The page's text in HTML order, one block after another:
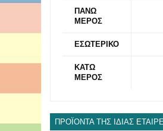
ΠΑΝΩ
ΜΕΡΟΣ
ΕΣΩΤΕΡΙΚΟ
ΚΑΤΩ
ΜΕΡΟΣ
ΠΡΟΪΌΝΤΑ ΤΗΣ ΊΔΙΑΣ